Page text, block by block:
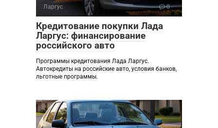
Ларгус 0
Кредитование покупки Лада
Ларгус: финансирование
российского авто
Программы кредитования Лада Ларгус.
Автокредиты на российские авто, условия банков,
льготные программы.